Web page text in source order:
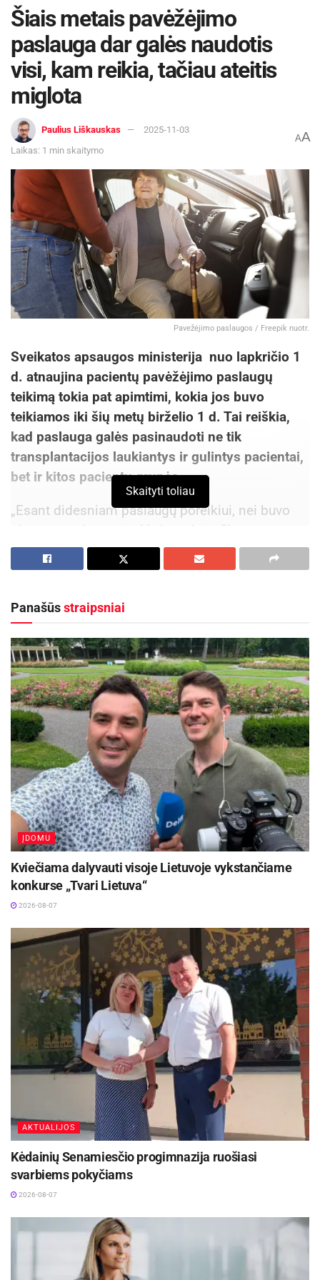
Šiais metais pavėžėjimo
paslauga dar galės naudotis
visi, kam reikia, tačiau ateitis
miglota
Paulius Liškauskas
2025-11-03
Laikas: 1 min skaitymo
AA
Pavežėjimo paslaugos / Freepik nuotr.
Sveikatos apsaugos ministerija nuo lapkričio 1
d. atnaujina pacientų pavėžėjimo paslaugų
teikimą tokia pat apimtimi, kokia jos buvo
teikiamos iki šių metų birželio 1 d. Tai reiškia,
kad paslauga galės pasinaudoti ne tik
transplantacijos laukiantys ir gulintys pacientai,
bet ir kitos pacientų grupės.
„Esant didesniam paslaugų poreikiui, nei buvo
planuota ankstesnės Vyriausybės, šiemet
buvome priversti apriboti pacientų pavėžėjimo
paslaugas, tačiau subalansavome finansus todėl
pacientų skaičiui. Iki metų pabaigos paslaugos
anksčiau. Deja, kitiems metams suplanuotas
panašus lėšų kiekis, kaip šiemet, todėl metų
pabaigoje turėsime dar kartą atidžiai įvertinti
pavėžėjimo poreikį, įkainius ir teikimo kriterijus,
kad ateityje išvengtume šių paslaugų ribojimo
arba stabdymo“, – teigia sveikatos apsaugos
viceministrė Laimutė Vaidelienė.
Aktualios naujienos
„Globalūs Zarasai“ subūrė kraštiečius iš įvairių
2026-08-08
2026-08-07
Nuo lapkričio 1 d. dėl pavėžėjimo paslaugų galės
kreiptis pacientai, kurie dėl savo sveikatos
būklės ar dėl socialinių ir ekonominių priežasčių
negali naudotis nei individualiu, nei viešuoju
transportu, arba reikiamu metu nėra teikiamos
viešojo transporto paslaugos. Pavėžėjimo
paslauga gali būti teikiama šiais atvejais:
Skaityti toliau
Panašūsstraipsniai
ĮDOMU
Kviečiama dalyvauti visoje Lietuvoje vykstančiame
konkurse „Tvari Lietuva“
2026-08-07
AKTUALIJOS
Kėdainių Senamiesčio progimnazija ruošiasi
svarbiems pokyčiams
2026-08-07